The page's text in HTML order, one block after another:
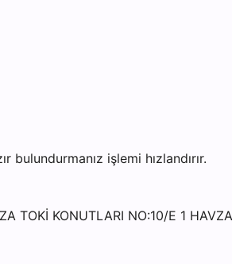
işlemi hızlandırır.
TOKİ KONUTLARI NO:10/E 1